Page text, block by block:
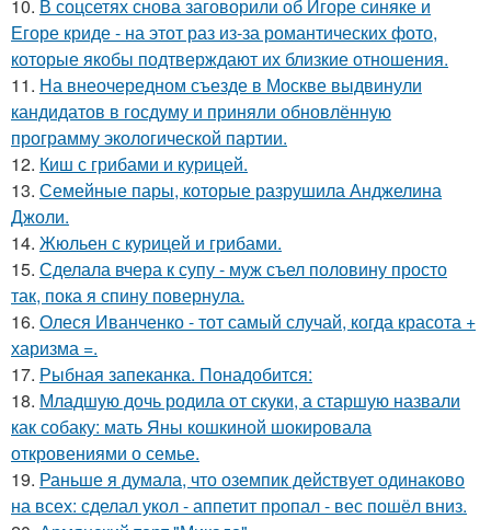
10. В соцсетях снова заговорили об Игоре синяке и
Егоре криде - на этот раз из-за романтических фото,
которые якобы подтверждают их близкие отношения.
11. На внеочередном съезде в Москве выдвинули
кандидатов в госдуму и приняли обновлённую
программу экологической партии.
12. Киш с грибами и курицей.
13. Семейные пары, которые разрушила Анджелина
Джоли.
14. Жюльен с курицей и грибами.
15. Сделала вчера к супу - муж съел половину просто
так, пока я спину повернула.
16. Олеся Иванченко - тот самый случай, когда красота +
харизма =.
17. Рыбная запеканка. Понадобится:
18. Младшую дочь родила от скуки, а старшую назвали
как собаку: мать Яны кошкиной шокировала
откровениями о семье.
19. Раньше я думала, что оземпик действует одинаково
на всех: сделал укол - аппетит пропал - вес пошёл вниз.